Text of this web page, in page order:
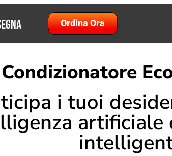
Ordina Ora
Condizionatore
i tuoi